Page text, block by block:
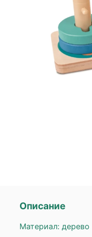
Описание
Материал: дерево